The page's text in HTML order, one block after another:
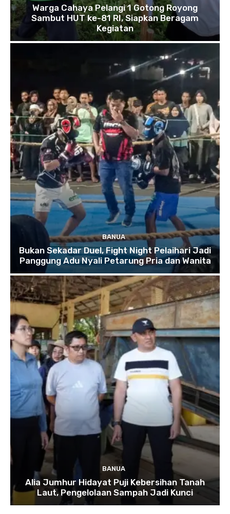
Warga Cahaya Pelangi 1 Gotong Royong
Sambut HUT ke-81 RI, Siapkan Beragam
Kegiatan
BANUA
Bukan Sekadar Duel, Fight Night Pelaihari Jadi
Panggung Adu Nyali Petarung Pria dan Wanita
BANUA
Alia Jumhur Hidayat Puji Kebersihan Tanah
Laut, Pengelolaan Sampah Jadi Kunci